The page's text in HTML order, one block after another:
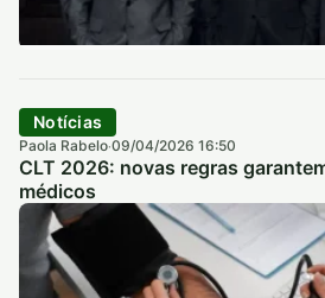
Notícias
Paola Rabelo·09/04/2026 16:50
CLT 2026: novas regras
médicos